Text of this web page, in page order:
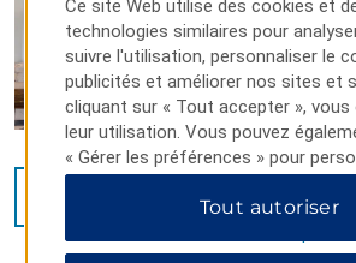
VOIR PHOTOS
Ce site Web utilise des cookies et
technologies similaires pour
suivre l'utilisation, personnaliser le
publicités et améliorer nos sites et
cliquant sur « Tout accepter »,
leur utilisation. Vous pouvez
« Gérer les préférences » pour
choix ou sur « Tout rejeter » pour
les cookies essentiels. Pour plus
Tout autoriser